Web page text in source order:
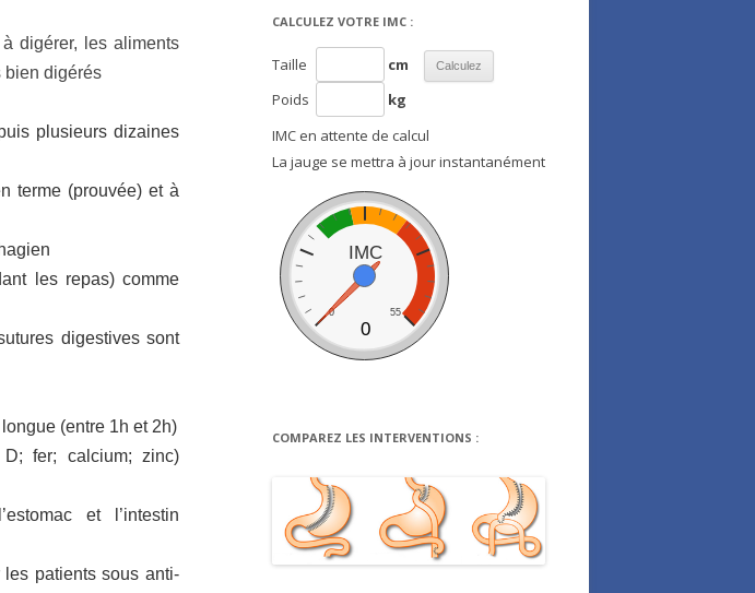
digérer, les aliments
bien digérés
plusieurs dizaines
terme (prouvée) et à
les repas) comme
digestives sont
(entre 1h et 2h)
D; fer; calcium; zinc)
et l’intestin
les patients sous anti-
CALCULEZ VOTRE IMC :
Taille
cm
Poids
kg
IMC en attente de calcul
La jauge se mettra à jour instantanément
IMC
0 55
0
COMPAREZ LES INTERVENTIONS :